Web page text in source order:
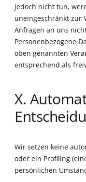
jedoch nicht tun,
uneingeschränkt zur
Anfragen an uns
Personenbezogene
oben genannten
entsprechend als
X.
Wir setzen keine
oder ein Profiling
persönlichen